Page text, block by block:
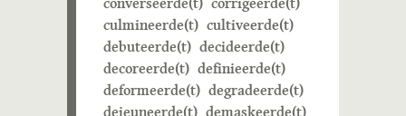
culmineerde(t) cultiveerde(t)
debuteerde(t) decideerde(t)
decoreerde(t) definieerde(t)
deformeerde(t) degradeerde(t)